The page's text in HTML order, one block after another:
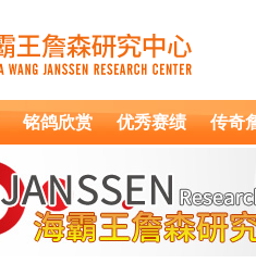
铭鸽欣赏 优秀赛绩 传奇